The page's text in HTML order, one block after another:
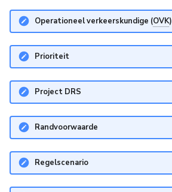
Operationeel verkeerskundige (OVK)
Prioriteit
Project DRS
Randvoorwaarde
Regelscenario